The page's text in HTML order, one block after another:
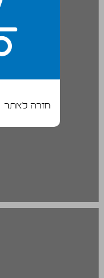
חזרה לאתר